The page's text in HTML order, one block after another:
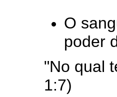
O
poder
"No qual
1:7)